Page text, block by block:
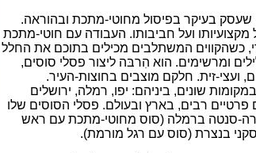
שעסק בעיקר בפיסול מחוטי-מתכת ובהוראה.
מקצועיותו ועל חביבותו. העבודה עם חוטי-מתכת
כשהקווים המשתלבים מכילים בתוכם את החלל
ומרשימים. הוא הִרבּה ליצור פסלי סוסים,
ועצי-זית. חלקם מוצבים בחוצות-העיר.
שונים, ביניהם: יפו, רמלה, ירושלים
פרטיים רבים, בארץ ובעולם. פסלי הסוסים שלו
סנטה ברמלה (סוס מחוטי-מתכת עם ראש
בנצרת (סוס עם רגל מורמת).